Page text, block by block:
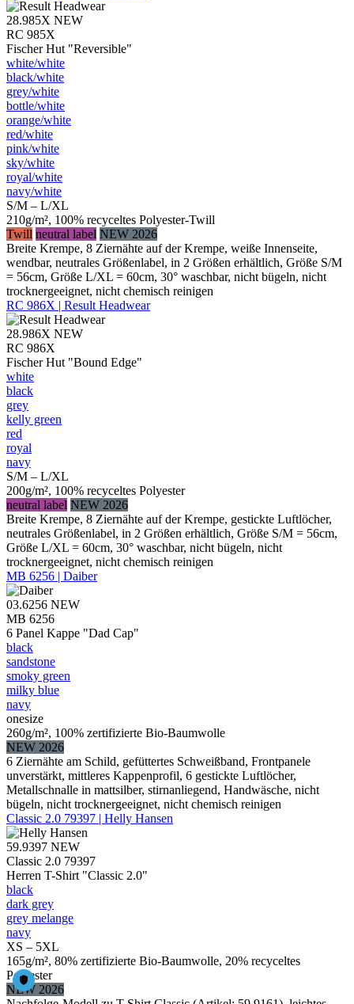
28.985X NEW
RC 985X
Fischer Hut "Reversible"
white/​white
black/​white
grey/​white
bottle/​white
orange/​white
red/​white
pink/​white
sky/​white
royal/​white
navy/​white
S/M – L/XL
210g/m², 100% recyceltes Polyester-Twill
Twill neutral label NEW 2026
Breite Krempe, 8 Ziernähte auf der Krempe, weiße Innenseite,
wendbar, neutrales Größenlabel, in 2 Größen erhältlich, Größe S/M
= 56cm, Größe L/XL = 60cm, 30° waschbar, nicht bügeln, nicht
trocknergeeignet, nicht chemisch reinigen
RC 986X | Result Headwear
28.986X NEW
RC 986X
Fischer Hut "Bound Edge"
white
black
grey
kelly green
red
royal
navy
S/M – L/XL
200g/m², 100% recyceltes Polyester
neutral label NEW 2026
Breite Krempe, 8 Ziernähte auf der Krempe, gestickte Luftlöcher,
neutrales Größenlabel, in 2 Größen erhältlich, Größe S/M = 56cm,
Größe L/XL = 60cm, 30° waschbar, nicht bügeln, nicht
trocknergeeignet, nicht chemisch reinigen
MB 6256 | Daiber
03.6256 NEW
MB 6256
6 Panel Kappe "Dad Cap"
black
sandstone
smoky green
milky blue
navy
onesize
260g/m², 100% zertifizierte Bio-Baumwolle
NEW 2026
6 Ziernähte am Schild, gefüttertes Schweißband, Frontpanele
unverstärkt, mittleres Kappenprofil, 6 gestickte Luftlöcher,
Metallschnalle in mattsilber, stirnanliegend, Handwäsche, nicht
bügeln, nicht trocknergeeignet, nicht chemisch reinigen
Classic 2.0 79397 | Helly Hansen
59.9397 NEW
Classic 2.0 79397
Herren T-Shirt "Classic 2.0"
black
dark grey
grey melange
navy
XS – 5XL
165g/m², 80% zertifizierte Bio-Baumwolle, 20% recyceltes
Polyester
NEW 2026